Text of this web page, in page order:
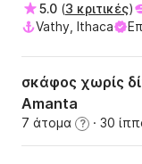
5.0 (3 κριτικές)
Vathy, Ithaca
σκάφος χωρίς
Amanta
7 άτομα ? · 30